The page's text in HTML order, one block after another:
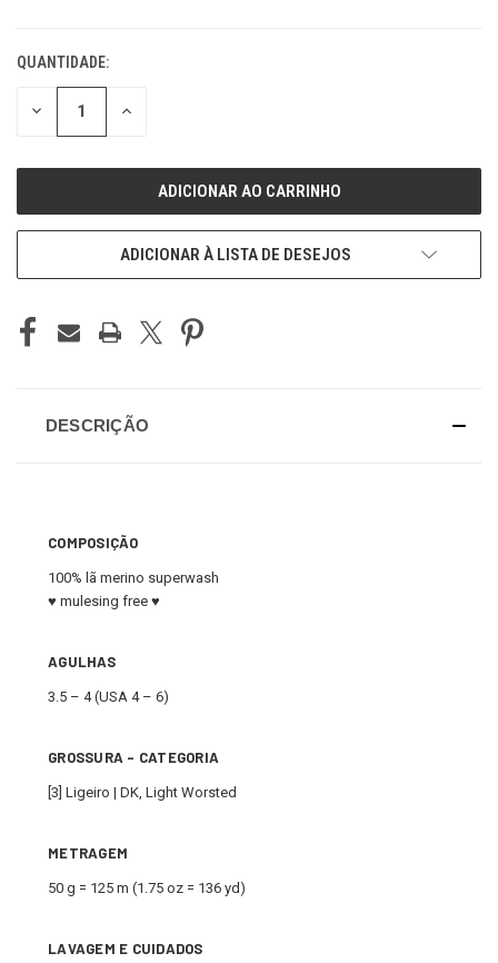
ESTOQUE
ATUAL:
QUANTIDADE:
REDUZIR REDUZIR
ADICIONAR À LISTA DE DESEJOS
DESCRIÇÃO
COMPOSIÇÃO
100% lã merino superwash
♥ mulesing free ♥
AGULHAS
3.5 – 4 (USA 4 – 6)
GROSSURA - CATEGORIA
[3] Ligeiro | DK, Light Worsted
METRAGEM
50 g = 125 m (1.75 oz = 136 yd)
LAVAGEM E CUIDADOS